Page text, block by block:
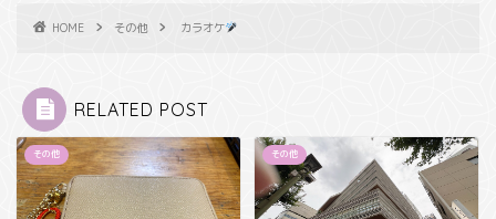
HOME その他 カラオケ
RELATED POST
その他 その他